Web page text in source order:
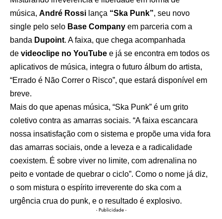
música, André Rossi lança “Ska Punk”, seu novo
single pelo selo Base Company em parceria com a
banda Dupoint. A faixa, que chega acompanhada
de videoclipe no YouTube e já se encontra em todos os
aplicativos de música, integra o futuro álbum do artista,
“Errado é Não Correr o Risco”, que estará disponível em
breve.
Mais do que apenas música, “Ska Punk” é um grito
coletivo contra as amarras sociais. “A faixa escancara
nossa insatisfação com o sistema e propõe uma vida fora
das amarras sociais, onde a leveza e a radicalidade
coexistem. É sobre viver no limite, com adrenalina no
peito e vontade de quebrar o ciclo”. Como o nome já diz,
o som mistura o espírito irreverente do ska com a
urgência crua do punk, e o resultado é explosivo.
- Publicidade -